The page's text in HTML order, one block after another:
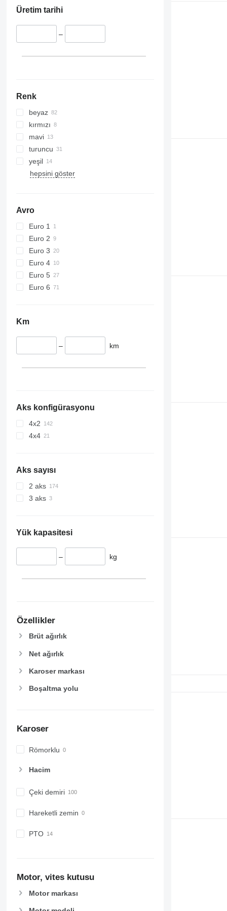
Üretim tarihi
–
Renk
beyaz
kırmızı
mavi
turuncu
yeşil
hepsini göster
Avro
Euro 1
Euro 2
Euro 3
Euro 4
Euro 5
Euro 6
Km
– km
Aks konfigürasyonu
4x2
4x4
Aks sayısı
2 aks
3 aks
Yük kapasitesi
– kg
Özellikler
Brüt ağırlık
Net ağırlık
Karoser markası
Boşaltma yolu
Karoser
Römorklu
Hacim
Çeki demiri
Hareketli zemin
PTO
Motor, vites kutusu
Motor markası